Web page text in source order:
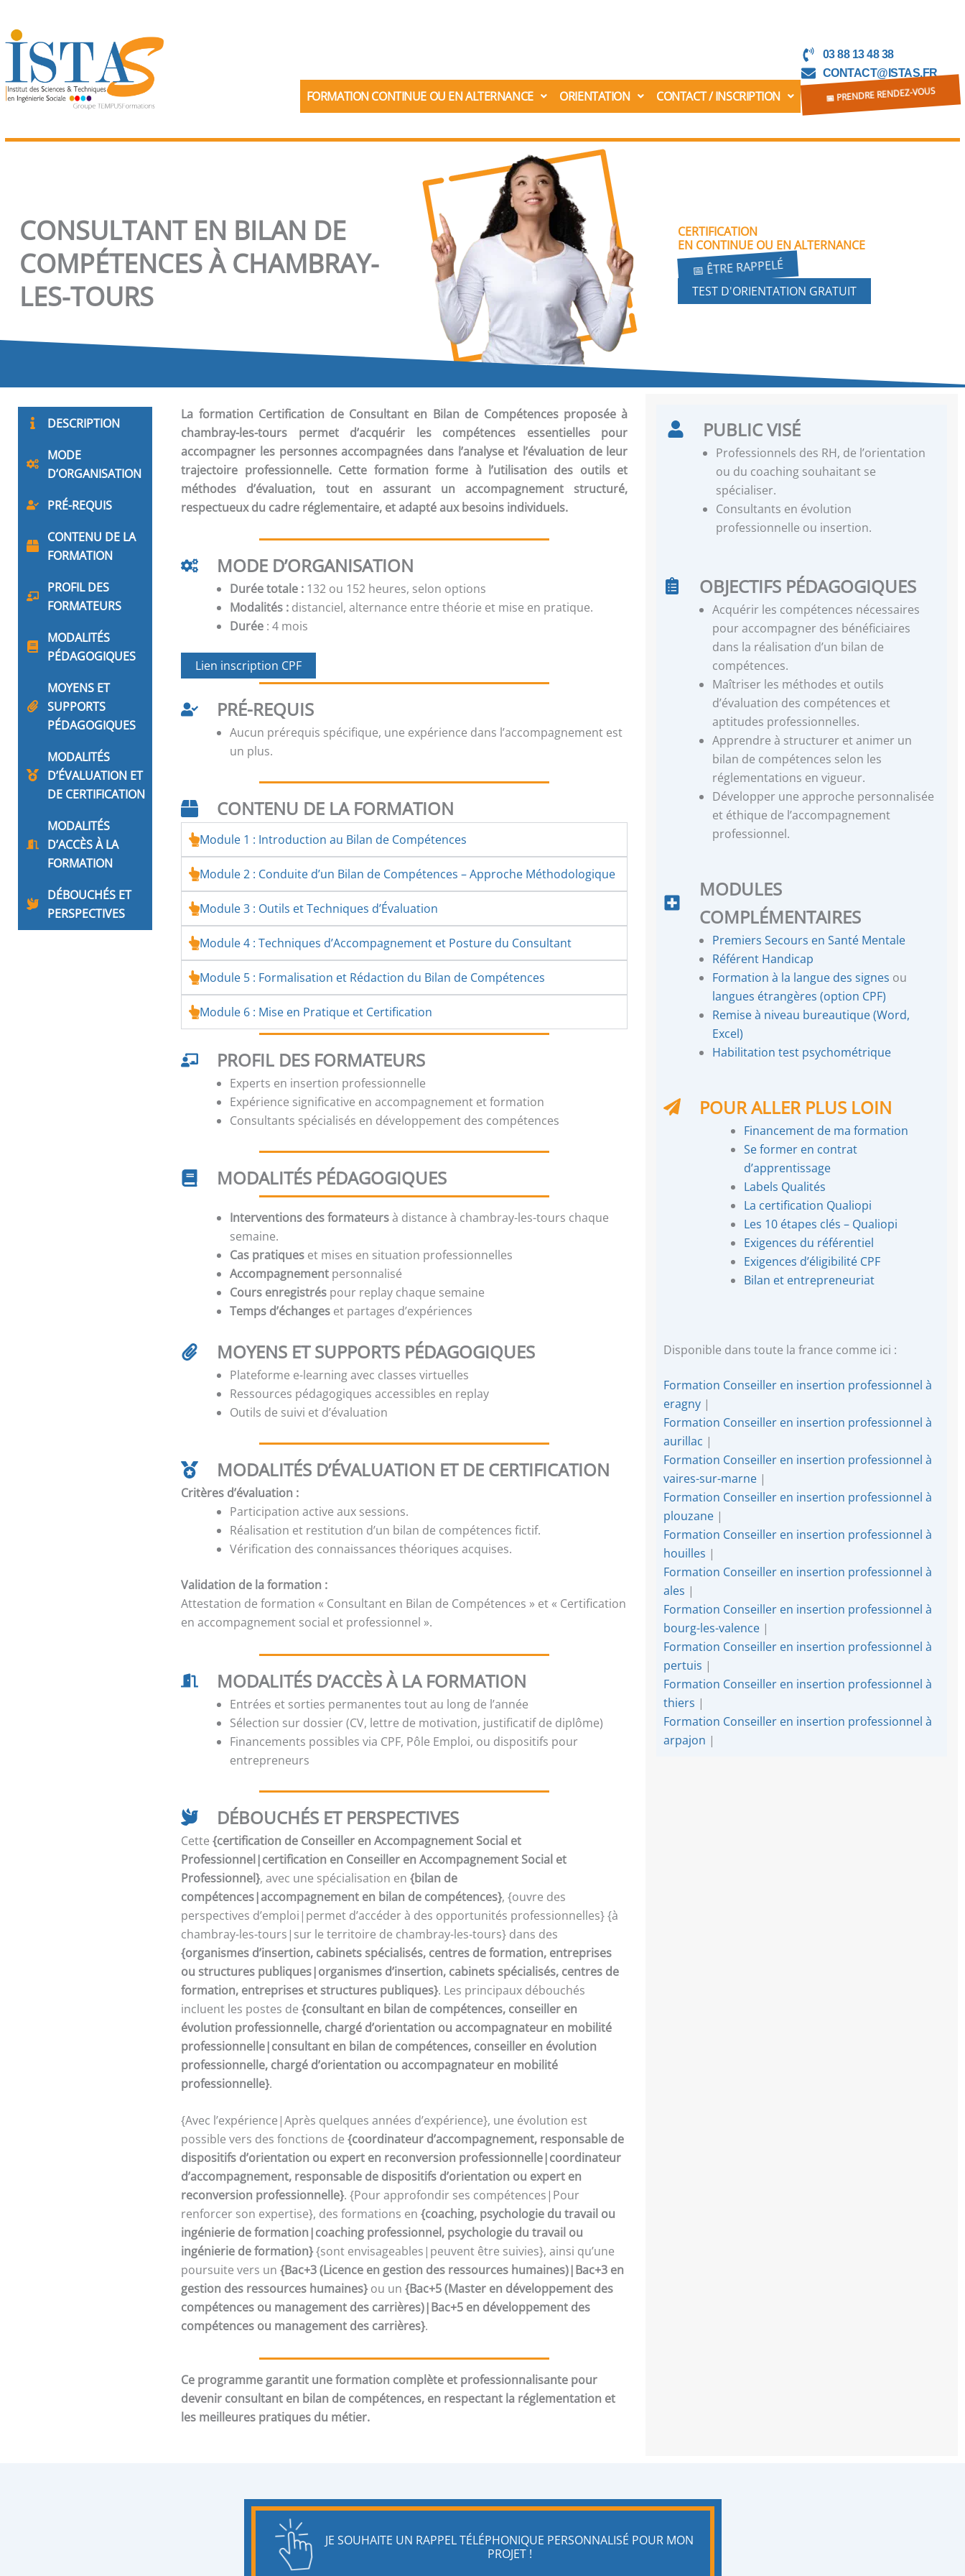
au
contenu
FORMATION CONTINUE OU EN ALTERNANCE ORIENTATION CONTACT / INSCRIPTION
03 88 13 48 38
CONTACT@ISTAS.FR
📅 PRENDRE RENDEZ-VOUS
CONSULTANT EN BILAN DE
COMPÉTENCES À CHAMBRAY-
LES-TOURS
CERTIFICATION
EN CONTINUE OU EN ALTERNANCE
📅 ÊTRE RAPPELÉ
TEST D'ORIENTATION GRATUIT
DESCRIPTION
MODE
D’ORGANISATION
PRÉ-REQUIS
CONTENU DE LA
FORMATION
PROFIL DES
FORMATEURS
MODALITÉS
PÉDAGOGIQUES
MOYENS ET
SUPPORTS
PÉDAGOGIQUES
MODALITÉS
D’ÉVALUATION ET
DE CERTIFICATION
MODALITÉS
D’ACCÈS À LA
FORMATION
DÉBOUCHÉS ET
PERSPECTIVES
La formation Certification de Consultant en Bilan de Compétencesproposée à
chambray-les-tours permet d’acquérir les compétences essentielles pour
accompagner les personnes accompagnées dans l’analyse et l’évaluation de leur
trajectoire professionnelle. Cette formation forme à l’utilisation des outils et
méthodes d’évaluation, tout en assurant un accompagnement structuré,
respectueux du cadre réglementaire, et adapté aux besoins individuels.
MODE D’ORGANISATION
Durée totale : 132 ou 152 heures, selon options
Modalités : distanciel, alternance entre théorie et mise en pratique.
Durée : 4 mois
Lien inscription CPF
PRÉ-REQUIS
Aucun prérequis spécifique, une expérience dans l’accompagnement est
un plus.
CONTENU DE LA FORMATION
Module 1 : Introduction au Bilan de Compétences
Module 2 : Conduite d’un Bilan de Compétences – Approche Méthodologique
Module 3 : Outils et Techniques d’Évaluation
Module 4 : Techniques d’Accompagnement et Posture du Consultant
Module 5 : Formalisation et Rédaction du Bilan de Compétences
Module 6 : Mise en Pratique et Certification
PROFIL DES FORMATEURS
Experts en insertion professionnelle
Expérience significative en accompagnement et formation
Consultants spécialisés en développement des compétences
MODALITÉS PÉDAGOGIQUES
Interventions des formateursà distance à chambray-les-tours chaque
semaine.
Cas pratiques et mises en situation professionnelles
Accompagnement personnalisé
Cours enregistrés pour replay chaque semaine
Temps d’échanges et partages d’expériences
MOYENS ET SUPPORTS PÉDAGOGIQUES
Plateforme e-learning avec classes virtuelles
Ressources pédagogiques accessibles en replay
Outils de suivi et d’évaluation
MODALITÉS D’ÉVALUATION ET DE CERTIFICATION
Critères d’évaluation :
Participation active aux sessions.
Réalisation et restitution d’un bilan de compétences fictif.
Vérification des connaissances théoriques acquises.
Validation de la formation :
Attestation de formation « Consultant en Bilan de Compétences » et « Certification
en accompagnement social et professionnel ».
MODALITÉS D’ACCÈS À LA FORMATION
Entrées et sorties permanentes tout au long de l’année
Sélection sur dossier (CV, lettre de motivation, justificatif de diplôme)
Financements possibles via CPF, Pôle Emploi, ou dispositifs pour
entrepreneurs
DÉBOUCHÉS ET PERSPECTIVES
Cette{certification de Conseiller en Accompagnement Social et
Professionnel|certification en Conseiller en Accompagnement Social et
Professionnel}, avec une spécialisation en{bilan de
compétences|accompagnement en bilan de compétences}, {ouvre des
perspectives d’emploi|permet d’accéder à des opportunités professionnelles} {à
chambray-les-tours|sur le territoire de chambray-les-tours} dans des
{organismes d’insertion, cabinets spécialisés, centres de formation, entreprises
ou structures publiques|organismes d’insertion, cabinets spécialisés, centres de
formation, entreprises et structures publiques}. Les principaux débouchés
incluent les postes de{consultant en bilan de compétences, conseiller en
évolution professionnelle, chargé d’orientation ou accompagnateur en mobilité
professionnelle|consultant en bilan de compétences, conseiller en évolution
professionnelle, chargé d’orientation ou accompagnateur en mobilité
professionnelle}.
{Avec l’expérience|Après quelques années d’expérience}, une évolution est
possible vers des fonctions de{coordinateur d’accompagnement, responsable de
dispositifs d’orientation ou expert en reconversion professionnelle|coordinateur
d’accompagnement, responsable de dispositifs d’orientation ou expert en
reconversion professionnelle}. {Pour approfondir ses compétences|Pour
renforcer son expertise}, des formations en{coaching, psychologie du travail ou
ingénierie de formation|coaching professionnel, psychologie du travail ou
ingénierie de formation}{sont envisageables|peuvent être suivies}, ainsi qu’une
poursuite vers un{Bac+3 (Licence en gestion des ressources humaines)|Bac+3 en
gestion des ressources humaines}ou un{Bac+5 (Master en développement des
compétences ou management des carrières)|Bac+5 en développement des
compétences ou management des carrières}.
Ce programme garantit une formation complète et professionnalisante pour
devenir consultant en bilan de compétences, en respectant la réglementation et
les meilleures pratiques du métier.
PUBLIC VISÉ
Professionnels des RH, de l’orientation
ou du coaching souhaitant se
spécialiser.
Consultants en évolution
professionnelle ou insertion.
OBJECTIFS PÉDAGOGIQUES
Acquérir les compétences nécessaires
pour accompagner des bénéficiaires
dans la réalisation d’un bilan de
compétences.
Maîtriser les méthodes et outils
d’évaluation des compétences et
aptitudes professionnelles.
Apprendre à structurer et animer un
bilan de compétences selon les
réglementations en vigueur.
Développer une approche personnalisée
et éthique de l’accompagnement
professionnel.
MODULES
COMPLÉMENTAIRES
Premiers Secours en Santé Mentale
Référent Handicap
Formation à la langue des signes ou
langues étrangères (option CPF)
Remise à niveau bureautique (Word,
Excel)
Habilitation test psychométrique
POUR ALLER PLUS LOIN
Financement de ma formation
Se former en contrat
d’apprentissage
Labels Qualités
La certification Qualiopi
Les 10 étapes clés – Qualiopi
Exigences du référentiel
Exigences d’éligibilité CPF
Bilan et entrepreneuriat
Disponible dans toute la france comme ici :
Formation Conseiller en insertion professionnel à
eragny |
Formation Conseiller en insertion professionnel à
aurillac |
Formation Conseiller en insertion professionnel à
vaires-sur-marne |
Formation Conseiller en insertion professionnel à
plouzane |
Formation Conseiller en insertion professionnel à
houilles |
Formation Conseiller en insertion professionnel à
ales |
Formation Conseiller en insertion professionnel à
bourg-les-valence |
Formation Conseiller en insertion professionnel à
pertuis |
Formation Conseiller en insertion professionnel à
thiers |
Formation Conseiller en insertion professionnel à
arpajon |
JE SOUHAITE UN RAPPEL TÉLÉPHONIQUE PERSONNALISÉ POUR MON
PROJET !